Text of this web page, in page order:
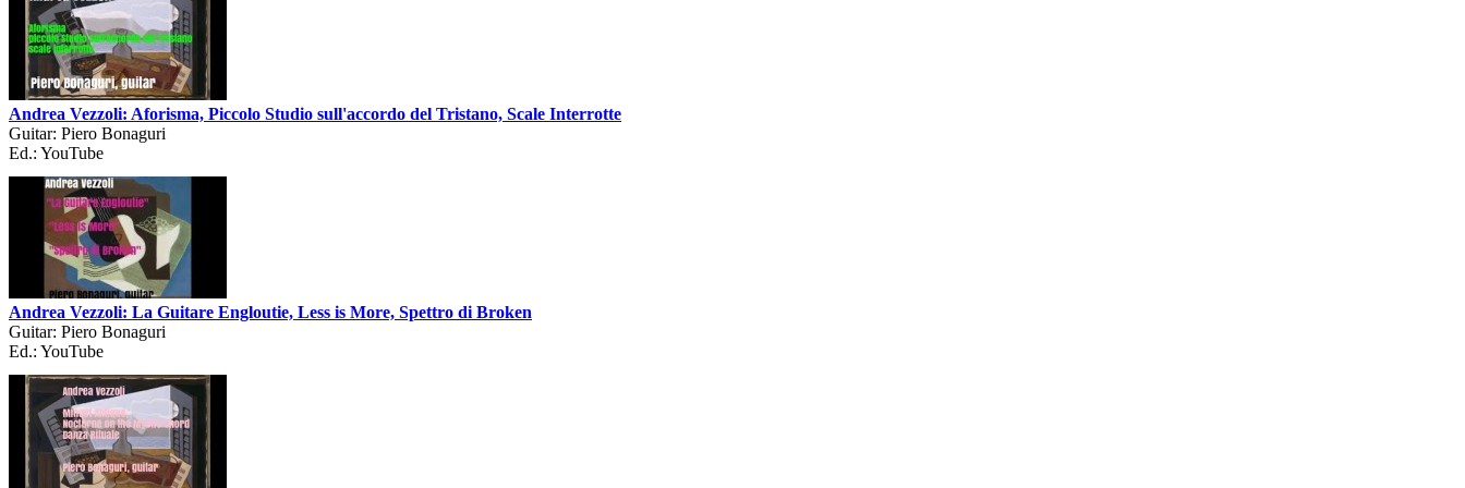
Andrea Vezzoli: Aforisma, Piccolo Studio sull'accordo del Tristano, Scale Interrotte
Guitar: Piero Bonaguri
Ed.: YouTube
Andrea Vezzoli: La Guitare Engloutie, Less is More, Spettro di Broken
Guitar: Piero Bonaguri
Ed.: YouTube